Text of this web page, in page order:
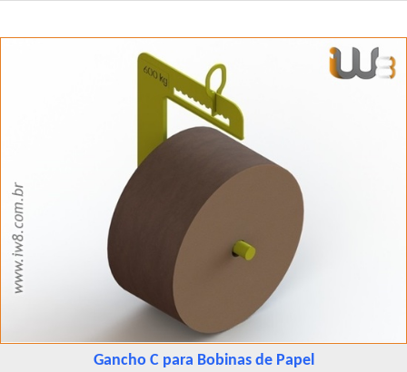
Gancho C para Bobinas de Papel